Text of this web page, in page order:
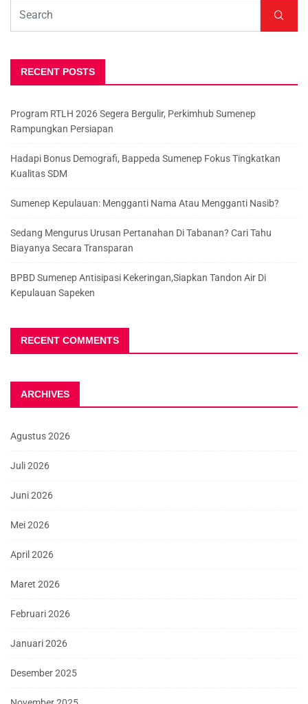
RECENT POSTS
Program RTLH 2026 Segera Bergulir, Perkimhub Sumenep
Rampungkan Persiapan
Hadapi Bonus Demografi, Bappeda Sumenep Fokus Tingkatkan
Kualitas SDM
Sumenep Kepulauan: Mengganti Nama Atau Mengganti Nasib?
Sedang Mengurus Urusan Pertanahan Di Tabanan? Cari Tahu
Biayanya Secara Transparan
BPBD Sumenep Antisipasi Kekeringan,Siapkan Tandon Air Di
Kepulauan Sapeken
RECENT COMMENTS
ARCHIVES
Agustus 2026
Juli 2026
Juni 2026
Mei 2026
April 2026
Maret 2026
Februari 2026
Januari 2026
Desember 2025